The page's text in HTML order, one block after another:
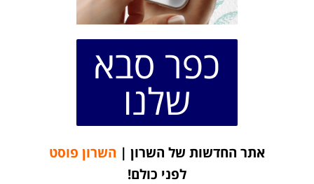
כפר סבא
שלנו
אתר החדשות של השרון | השרון פוסט
לפני כולם!